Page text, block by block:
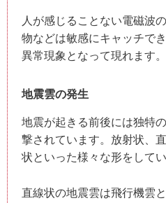
人が感じることない電磁波
物などは敏感にキャッチで
異常現象となって現れます。
地震雲の発生
地震が起きる前後には独特
撃されています。放射状、
状といった様々な形をしてい
直線状の地震雲は飛行機雲